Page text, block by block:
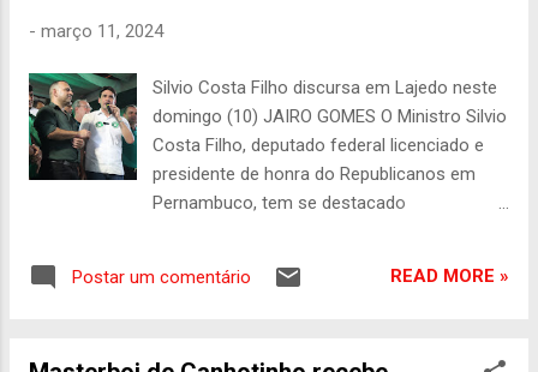
evento de filiação contou com a presença
Costa Filho, e do presidente estadual do
partido, Samuel Andrade, além de diversos
deputados estaduais e federais. "Sandra é
uma prefeita nota 10, vai para o partido
Republicanos com o nosso apoio e com o
portas de Canhotinho sempre estiveram
- março 11, 2024
Silvio Costa Filho discursa em Lajedo neste
domingo (10) JAIRO GOMES O Ministro Silvio
Costa Filho, deputado federal licenciado e
presidente de honra do Republicanos em
Pernambuco, tem se destacado
Com olhos nas eleições municipais deste
Postar um comentário READ MORE »